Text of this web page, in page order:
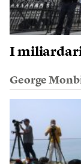
I miliardari
George